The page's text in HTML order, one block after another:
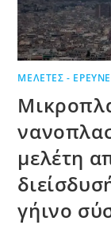
ΜΕΛΈΤΕΣ -
μελέτη
γήινο